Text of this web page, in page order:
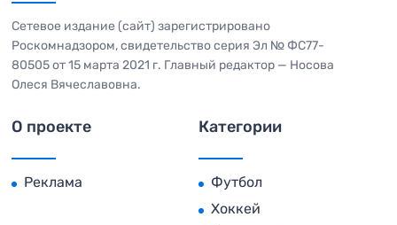
Сетевое издание (сайт) зарегистрировано
Роскомнадзором, свидетельство серия Эл № ФС77-
80505 от 15 марта 2021 г. Главный редактор — Носова
Олеся Вячеславовна.
О проекте
Реклама
Категории
Футбол
Хоккей